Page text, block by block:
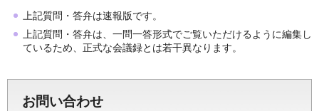
上記質問・答弁は速報版です。
上記質問・答弁は、一問一答形式でご覧いただけるように編集し
ているため、正式な会議録とは若干異なります。
お問い合わせ